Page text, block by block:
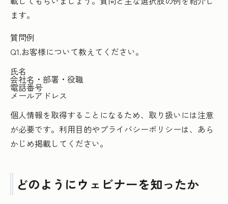
ます。
質問例
Q1.お客様について教えてください。
氏名
会社名・部署・役職
電話番号
メールアドレス
個人情報を取得することになるため、取り扱いには注意
が必要です。利用目的やプライバシーポリシーは、あら
かじめ掲載してください。
どのようにウェビナーを知ったか